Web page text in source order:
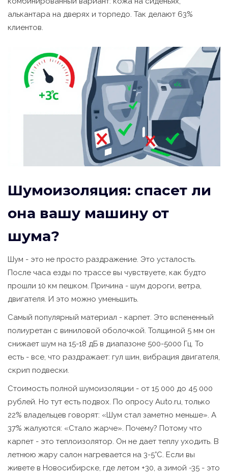
алькантара на дверях и торпедо. Так делают 63%
клиентов.
Шумоизоляция: спасет ли
она вашу машину от
шума?
Шум - это не просто раздражение. Это усталость.
После часа езды по трассе вы чувствуете, как будто
прошли 10 км пешком. Причина - шум дороги, ветра,
двигателя. И это можно уменьшить.
Самый популярный материал - карпет. Это вспененный
полиуретан с виниловой оболочкой. Толщиной 5 мм он
снижает шум на 15-18 дБ в диапазоне 500-5000 Гц. То
есть - все, что раздражает: гул шин, вибрация двигателя,
скрип подвески.
Стоимость полной шумоизоляции - от 15 000 до 45 000
рублей. Но тут есть подвох. По опросу Auto.ru, только
22% владельцев говорят: «Шум стал заметно меньше». А
37% жалуются: «Стало жарче». Почему? Потому что
карпет - это теплоизолятор. Он не дает теплу уходить. В
летнюю жару салон нагревается на 3-5°C. Если вы
живете в Новосибирске, где летом +30, а зимой -35 - это